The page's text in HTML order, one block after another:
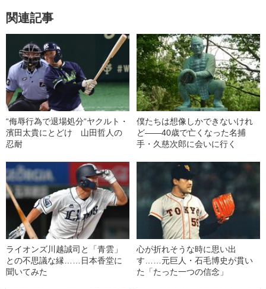
関連記事
“侮辱行為で退場処分“ヤクルト・
濱田太貴にとどけ 山田哲人の
忍耐
僕たちは想像しかできないけれ
ど――40歳で亡くなった名捕
手・久慈次郎に会いに行く
ライオンズ川越誠司と「青雲」
との不思議な縁……日本香堂に
聞いてみた
心が折れそうな時に思い出
す……元巨人・石毛博史が貫い
た「たった一つの信念」